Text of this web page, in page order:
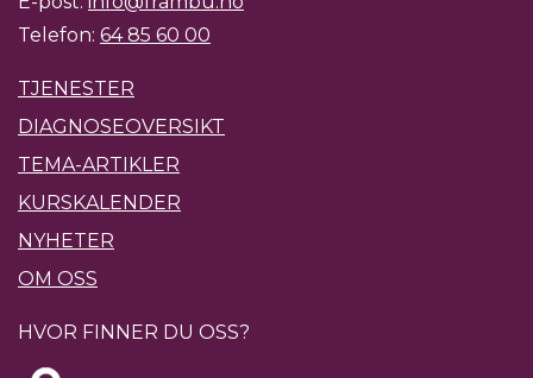
Telefon: 64 85 60 00
TJENESTER
DIAGNOSEOVERSIKT
TEMA-ARTIKLER
KURSKALENDER
NYHETER
OM OSS
HVOR FINNER DU OSS?